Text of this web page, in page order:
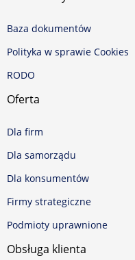
Baza dokumentów
Polityka w sprawie Cookies
RODO
Oferta
Dla firm
Dla samorządu
Dla konsumentów
Firmy strategiczne
Podmioty uprawnione
Obsługa klienta